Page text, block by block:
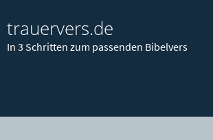
trauervers.de
In 3 Schritten zum passenden Bibelvers